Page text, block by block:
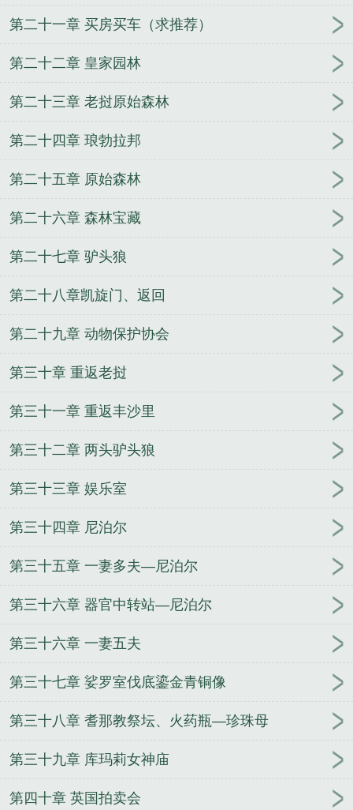
第二十一章 买房买车（求推荐）
第二十二章 皇家园林
第二十三章 老挝原始森林
第二十四章 琅勃拉邦
第二十五章 原始森林
第二十六章 森林宝藏
第二十七章 驴头狼
第二十八章凯旋门、返回
第二十九章 动物保护协会
第三十章 重返老挝
第三十一章 重返丰沙里
第三十二章 两头驴头狼
第三十三章 娱乐室
第三十四章 尼泊尔
第三十五章 一妻多夫—尼泊尔
第三十六章 器官中转站—尼泊尔
第三十六章 一妻五夫
第三十七章 娑罗室伐底鎏金青铜像
第三十八章 耆那教祭坛、火药瓶—珍珠母
第三十九章 库玛莉女神庙
第四十章 英国拍卖会